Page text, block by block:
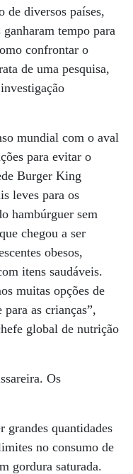
de diversos países,
tempo para
confrontar o
de uma pesquisa,
mundial com o aval
para evitar o
Burger King
leves para os
hambúrguer sem
chegou a ser
obesos,
itens saudáveis.
muitas opções de
as crianças”,
global de nutrição
Os
grandes quantidades
no consumo de
gordura saturada.